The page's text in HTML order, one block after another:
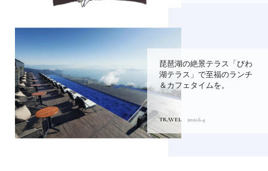
琵琶湖の絶景テラス「びわ
湖テラス」で至福のランチ
＆カフェタイムを。
TRAVEL 2021.6.4